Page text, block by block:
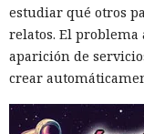
estudiar qué otros
relatos. El
aparición de
crear